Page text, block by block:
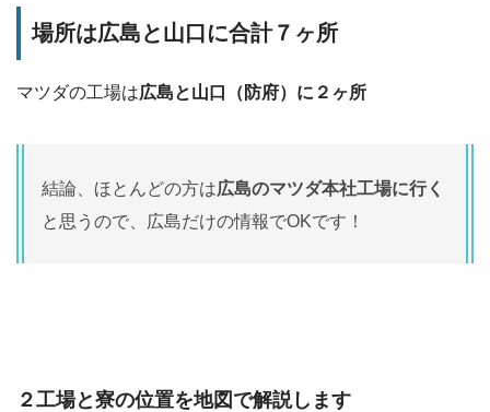
場所は広島と山口に合計７ヶ所
マツダの工場は広島と山口（防府）に２ヶ所
結論、ほとんどの方は広島のマツダ本社工場に行く
と思うので、広島だけの情報でOKです！
２工場と寮の位置を地図で解説します